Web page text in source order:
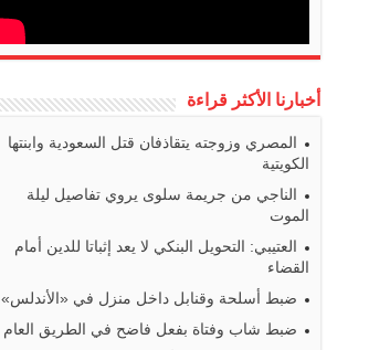
أخبارنا الأكثر قراءة
المصري وزوجته يتقاذفان قتل السعودية وابنتها
الكويتية
الناجي من جريمة سلوى يروي تفاصيل ليلة
الموت
العتيبي: التحويل البنكي لا يعد إثباتا للدين أمام
القضاء
ضبط أسلحة وقنابل داخل منزل في «الأندلس»
ضبط شاب وفتاة بفعل فاضح في الطريق العام